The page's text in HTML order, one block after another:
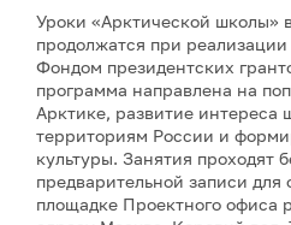
Уроки «Арктической школы»
продолжатся при
Фондом президентских
программа направлена на
Арктике, развитие интереса
территориям России и
культуры. Занятия проходят
предварительной записи для
площадке Проектного офиса